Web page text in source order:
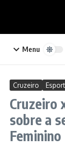
Menu
Cruzeiro
Cruzeiro
sobre a
Feminino